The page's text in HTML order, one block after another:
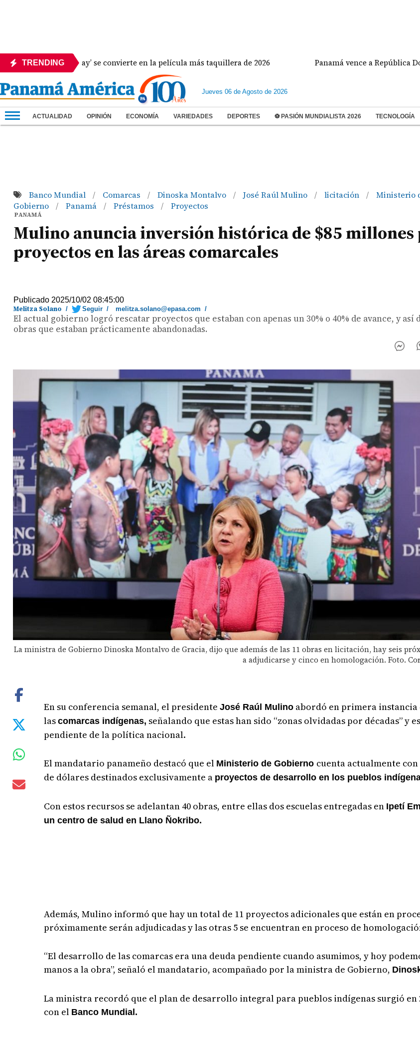
TRENDING
New Day’ se convierte en la película más taquillera de 2026 Panamá vence a República
Jueves 06 de Agosto de 2026
ACTUALIDAD OPINIÓN ECONOMÍA VARIEDADES DEPORTES ⚽ PASIÓN MUNDIALISTA 2026 TECNOLOGÍA
Banco Mundial / Comarcas / Dinoska Montalvo / José Raúl Mulino / licitación /
Ministerio
Gobierno
/ Panamá / Préstamos / Proyectos
PANAMÁ
Mulino anuncia inversión histórica de $85 millones
proyectos en las áreas comarcales
Publicado 2025/10/02 08:45:00
Melitza Solano / Seguir / melitza.solano@epasa.com /
El actual gobierno logró rescatar proyectos que estaban con apenas un 30% o 40% de avance, y
obras que estaban prácticamente abandonadas.
La ministra de Gobierno Dinoska Montalvo de Gracia, dijo que además de las 11 obras en licitación, hay seis
a adjudicarse y cinco en homologación. Foto.
En su conferencia semanal, el presidenteJosé Raúl Mulino abordó en primera
lascomarcas indígenas, señalando que estas han sido “zonas olvidadas por décadas” y
pendiente de la política nacional.
El mandatario panameño destacó que el Ministerio de Gobierno cuenta actualmente
de dólares destinados exclusivamente a proyectos de desarrollo en los pueblos
Con estos recursos se adelantan 40 obras, entre ellas dos escuelas entregadas en Ipetí
un centro de salud en Llano Ñokribo.
Además, Mulino informó que hay un total de 11 proyectos adicionales que están en
próximamente serán adjudicadas y las otras 5 se encuentran en proceso de
“El desarrollo de las comarcas era una deuda pendiente cuando asumimos, y hoy
manos a la obra”, señaló el mandatario, acompañado por la ministra de Gobierno,
La ministra recordó que el plan de desarrollo integral para pueblos indígenas surgió en
con el Banco Mundial.